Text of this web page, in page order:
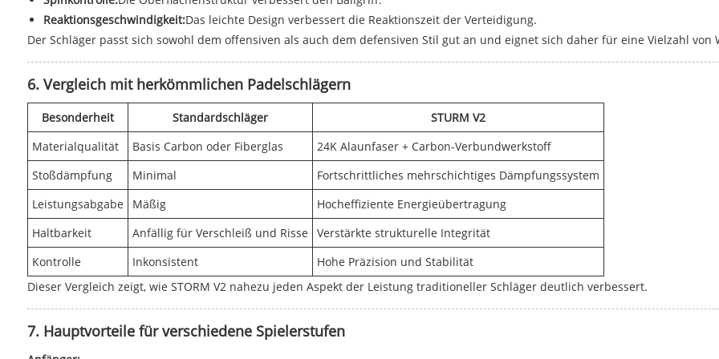
Reaktionsgeschwindigkeit:Das leichte Design verbessert die Reaktionszeit der Verteidigung.
Der Schläger passt sich sowohl dem offensiven als auch dem defensiven Stil gut an und eignet sich daher für eine Vielzahl von
6. Vergleich mit herkömmlichen Padelschlägern
Besonderheit Standardschläger
STURM V2
Materialqualität
Basis Carbon oder Fiberglas
24K Alaunfaser + Carbon-Verbundwerkstoff
Stoßdämpfung
Minimal
Fortschrittliches mehrschichtiges Dämpfungssystem
Leistungsabgabe
Mäßig
Hocheffiziente Energieübertragung
Haltbarkeit
Anfällig für Verschleiß und Risse
Verstärkte strukturelle Integrität
Kontrolle
Inkonsistent
Hohe Präzision und Stabilität
Dieser Vergleich zeigt, wie STORM V2 nahezu jeden Aspekt der Leistung traditioneller Schläger deutlich verbessert.
7. Hauptvorteile für verschiedene Spielerstufen